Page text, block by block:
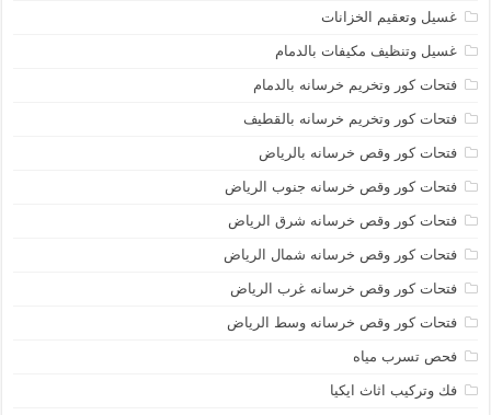
غسيل وتعقيم الخزانات
غسيل وتنظيف مكيفات بالدمام
فتحات كور وتخريم خرسانه بالدمام
فتحات كور وتخريم خرسانه بالقطيف
فتحات كور وقص خرسانه بالرياض
فتحات كور وقص خرسانه جنوب الرياض
فتحات كور وقص خرسانه شرق الرياض
فتحات كور وقص خرسانه شمال الرياض
فتحات كور وقص خرسانه غرب الرياض
فتحات كور وقص خرسانه وسط الرياض
فحص تسرب مياه
فك وتركيب اثاث ايكيا